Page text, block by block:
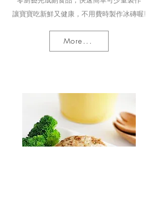
讓寶寶吃新鮮又健康，不用費時製作冰磚喔!
More...